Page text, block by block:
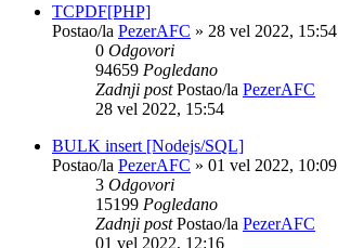
TCPDF[PHP]
Postao/la PezerAFC » 28 vel 2022, 15:54
0 Odgovori
94659 Pogledano
Zadnji postPostao/la PezerAFC
28 vel 2022, 15:54
BULK insert [Nodejs/SQL]
Postao/la PezerAFC » 01 vel 2022, 10:09
3 Odgovori
15199 Pogledano
Zadnji postPostao/la PezerAFC
01 vel 2022, 12:16